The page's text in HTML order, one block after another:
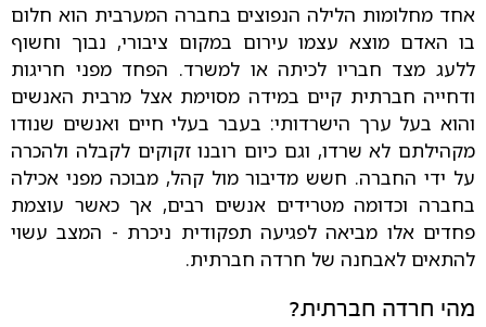
אחד מחלומות הלילה הנפוצים בחברה המערבית הוא חלום
בו האדם מוצא עצמו עירום במקום ציבורי, נבוך וחשוף
ללעג מצד חבריו לכיתה או למשרד. הפחד מפני חריגות
ודחייה חברתית קיים במידה מסוימת אצל מרבית האנשים
והוא בעל ערך הישרדותי: בעבר בעלי חיים ואנשים שנודו
מקהילתם לא שרדו, וגם כיום רובנו זקוקים לקבלה ולהכרה
על ידי החברה. חשש מדיבור מול קהל, מבוכה מפני אכילה
בחברה וכדומה מטרידים אנשים רבים, אך כאשר עוצמת
פחדים אלו מביאה לפגיעה תפקודית ניכרת - המצב עשוי
להתאים לאבחנה של חרדה חברתית.
מהי חרדה חברתית?